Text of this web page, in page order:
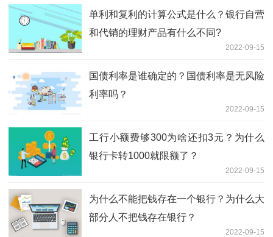
单利和复利的计算公式是什么？银行自营
和代销的理财产品有什么不同?
2022-09-15
国债利率是谁确定的？国债利率是无风险
利率吗？
2022-09-15
工行小额费够300为啥还扣3元？为什么
银行卡转1000就限额了？
2022-09-15
为什么不能把钱存在一个银行？为什么大
部分人不把钱存在银行？
2022-09-15